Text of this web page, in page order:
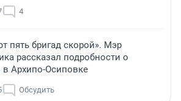
4
пять бригад скорой». Мэр
рассказал подробности о
в Архипо-Осиповке
Обсудить